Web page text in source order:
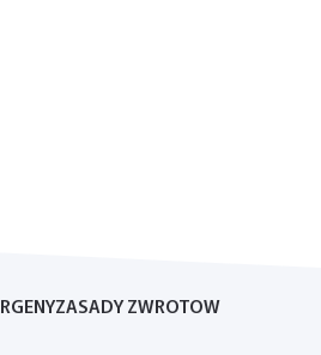
ZASADY ZWROTOW